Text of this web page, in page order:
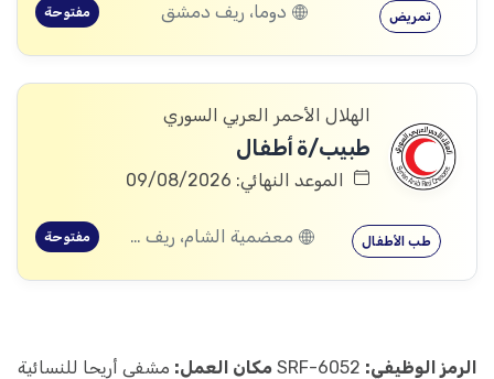
تمريض دوما، ريف دمشق مفتوحة
الهلال الأحمر العربي السوري
طبيب/ة أطفال
الموعد النهائي: 09/08/2026
طب الأطفال معضمية الشام، ريف دمشق مفتوحة
الرمز الوظيفي: مكان العمل: مشفى أريحا للنسائية